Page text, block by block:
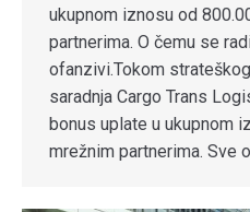
ukupnom iznosu od
partnerima. O čemu se
ofanzivi.Tokom
saradnja Cargo Trans
bonus uplate u ukupnom
mrežnim partnerima. Sve